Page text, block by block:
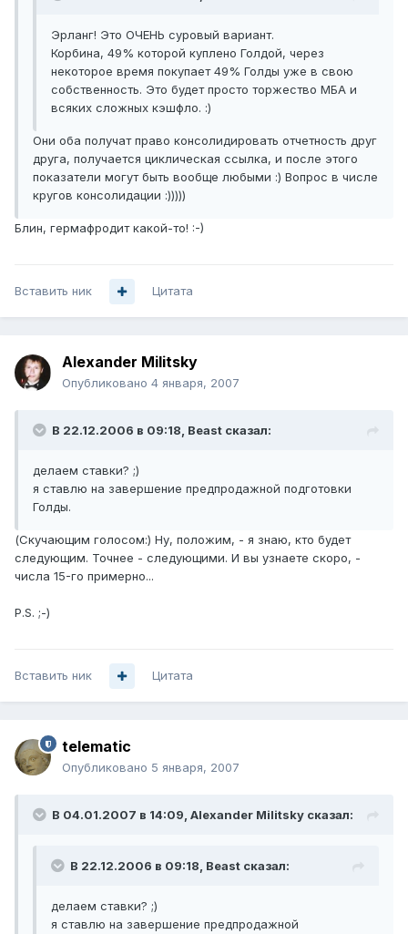
Эрланг! Это ОЧЕНЬ суровый вариант.
Корбина, 49% которой куплено Голдой, через
некоторое время покупает 49% Голды уже в свою
собственность. Это будет просто торжество МБА и
всяких сложных кэшфло. :)
Они оба получат право консолидировать отчетность друг
друга, получается циклическая ссылка, и после этого
показатели могут быть вообще любыми :) Вопрос в числе
кругов консолидации :)))))
Блин, гермафродит какой-то! :-)
Вставить ник Цитата
Alexander Militsky
Опубликовано 4 января, 2007
В 22.12.2006 в 09:18, Beast сказал:
делаем ставки? ;)
я ставлю на завершение предпродажной подготовки
Голды.
(Скучающим голосом:) Ну, положим, - я знаю, кто будет
следующим. Точнее - следующими. И вы узнаете скоро, -
числа 15-го примерно...
P.S. ;-)
Вставить ник Цитата
telematic
Опубликовано 5 января, 2007
В 04.01.2007 в 14:09, Alexander Militsky сказал:
В 22.12.2006 в 09:18, Beast сказал:
делаем ставки? ;)
я ставлю на завершение предпродажной